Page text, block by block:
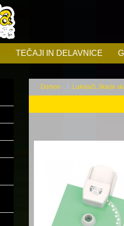
TEČAJI IN DELAVNICE
Domov Luknjači, škarje